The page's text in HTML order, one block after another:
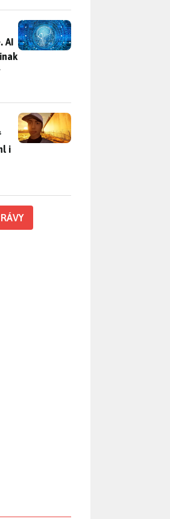
umělé inteligence. AI obsah
AI
Japonský vývojář přidá do hry
i